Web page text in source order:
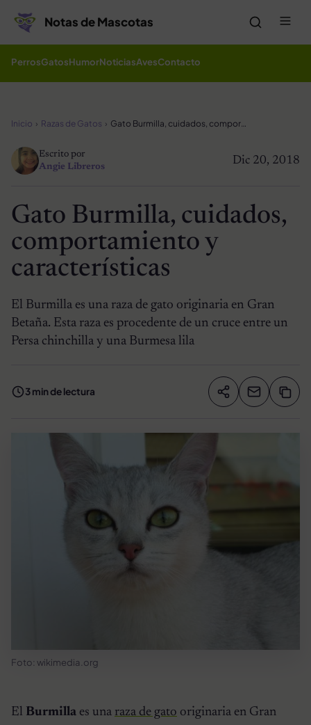
Notas de Mascotas
PerrosGatosHumorNoticiasAvesContacto
Inicio Razas de Gatos Gato Burmilla, cuidados, comportamiento y características
Dic 20, 2018
Escrito por
Angie Libreros
Gato Burmilla, cuidados,
comportamiento y
características
El Burmilla es una raza de gato originaria en Gran
Betaña. Esta raza es procedente de un cruce entre un
Persa chinchilla y una Burmesa lila
3 min de lectura Compartir
Foto: wikimedia.org
El Burmilla es una raza de gato originaria en Gran